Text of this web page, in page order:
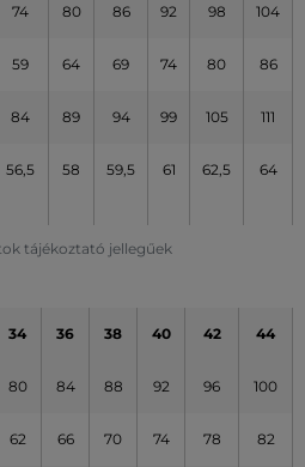
tájékoztató jellegűek
74 80 86 92 98 104
59 64 69 74 80 86
84 89 94 99 105 111
56,5 58 59,5 61 62,5 64
34 36 38 40 42 44
80 84 88 92 96 100
62 66 70 74 78 82